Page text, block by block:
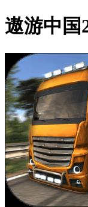
遨游中国